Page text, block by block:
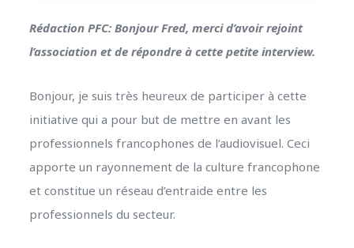
Rédaction PFC: Bonjour Fred, merci d’avoir rejoint
l’association et de répondre à cette petite interview.
Bonjour, je suis très heureux de participer à cette
initiative qui a pour but de mettre en avant les
professionnels francophones de l’audiovisuel. Ceci
apporte un rayonnement de la culture francophone
et constitue un réseau d’entraide entre les
professionnels du secteur.